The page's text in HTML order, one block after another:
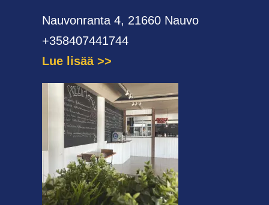
Nauvonranta 4, 21660 Nauvo
+358407441744
Lue lisää